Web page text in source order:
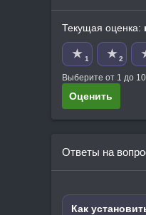
Текущая оценка:
★ 1 ★ 2
Выберите от 1 до
Оценить
Ответы на
Как